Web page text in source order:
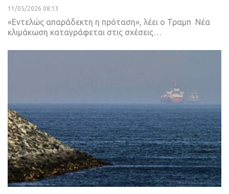
11/05/2026 08:13
«Εντελώς απαράδεκτη η πρόταση», λέει ο Τραμπ Νέα
κλιμάκωση καταγράφεται στις σχέσεις…